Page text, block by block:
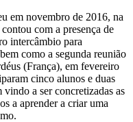
em novembro de 2016, na
com a presença de
intercâmbio para
como a segunda reunião
(França), em fevereiro
cinco alunos e duas
a ser concretizadas as
a aprender a criar uma